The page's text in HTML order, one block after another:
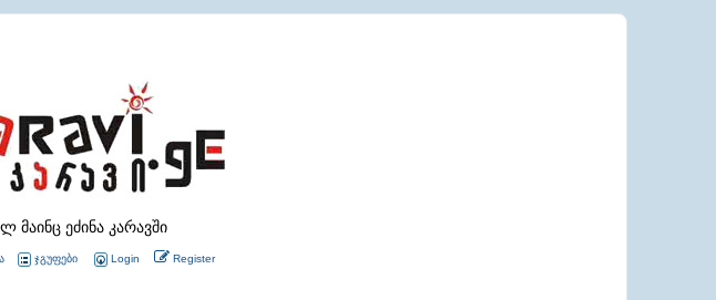
მაინც ეძინა კარავში
ჯგუფები Login Register